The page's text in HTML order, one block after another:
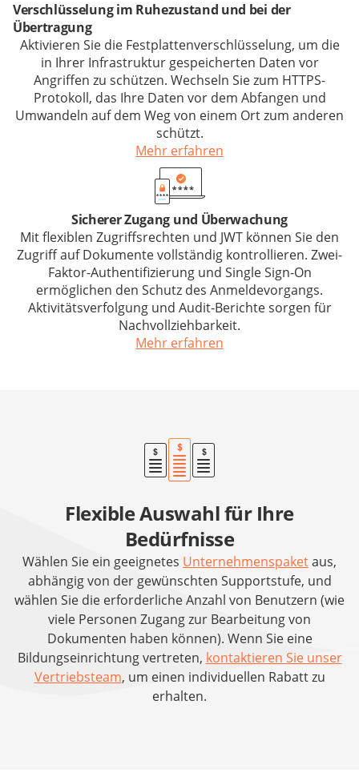
Verschlüsselung im Ruhezustand und bei der
Übertragung
Aktivieren Sie die Festplattenverschlüsselung, um die
in Ihrer Infrastruktur gespeicherten Daten vor
Angriffen zu schützen. Wechseln Sie zum HTTPS-
Protokoll, das Ihre Daten vor dem Abfangen und
Umwandeln auf dem Weg von einem Ort zum anderen
schützt.
Mehr erfahren
Sicherer Zugang und Überwachung
Mit flexiblen Zugriffsrechten und JWT können Sie den
Zugriff auf Dokumente vollständig kontrollieren. Zwei-
Faktor-Authentifizierung und Single Sign-On
ermöglichen den Schutz des Anmeldevorgangs.
Aktivitätsverfolgung und Audit-Berichte sorgen für
Nachvollziehbarkeit.
Mehr erfahren
Flexible Auswahl für Ihre
Bedürfnisse
Wählen Sie ein geeignetes Unternehmenspaketaus,
abhängig von der gewünschten Supportstufe, und
wählen Sie die erforderliche Anzahl von Benutzern (wie
viele Personen Zugang zur Bearbeitung von
Dokumenten haben können). Wenn Sie eine
Bildungseinrichtung vertreten, kontaktieren Sie unser
Vertriebsteam, um einen individuellen Rabatt zu
erhalten.